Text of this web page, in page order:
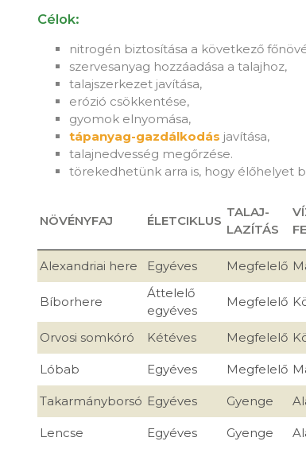
Célok:
nitrogén biztosítása a következő
szervesanyag hozzáadása a talajhoz,
talajszerkezet javítása,
erózió csökkentése,
gyomok elnyomása,
tápanyag-gazdálkodás javítása,
talajnedvesség megőrzése.
törekedhetünk arra is, hogy élőhelyet
NÖVÉNYFAJ ÉLETCIKLUS
TALAJ-
LAZÍTÁS
Alexandriai here Egyéves Megfelelő
Bíborhere
Áttelelő
egyéves
Megfelelő
Orvosi somkóró Kétéves Megfelelő
Lóbab Egyéves Megfelelő
Takarmányborsó Egyéves Gyenge
Lencse Egyéves Gyenge